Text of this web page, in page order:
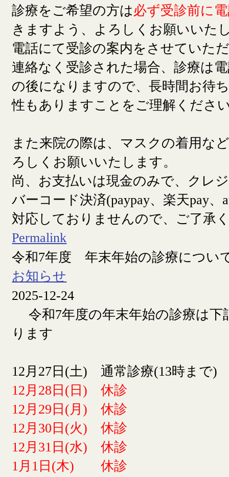
診療をご希望の方は必ず受診前に
きますよう、よろしくお願いいた
電話にて受診の案内をさせていた
連絡なく受診された場合、診療は
の後になりますので、長時間お待
性もありますことをご理解くださ
また来院の際は、マスクの着用な
ろしくお願いいたします。
尚、お支払いは現金のみで、クレ
バーコード決済(paypay、楽天pay、
対応しておりませんので、ご了承
Permalink
令和7年度 年末年始の診療につい
お知らせ
2025-12-24
令和7年度の年末年始の診療は下
ります
12月27日(土) 通常診療(13時まで)
12月28日(日) 休診
12月29日(月) 休診
12月30日(火) 休診
12月31日(水) 休診
1月1日(木) 休診